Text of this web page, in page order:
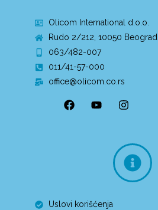
Olicom International d.o.o.
Rudo 2/212, 10050 Beograd
063/482-007
011/41-57-000
office@olicom.co.rs
Uslovi korišćenja